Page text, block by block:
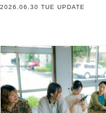
2026.06.30 TUE UPDATE